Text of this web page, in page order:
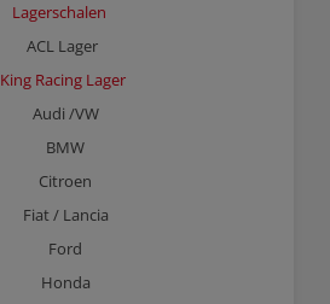
Lagerschalen
ACL Lager
King Racing Lager
Audi /VW
BMW
Citroen
Fiat / Lancia
Ford
Honda